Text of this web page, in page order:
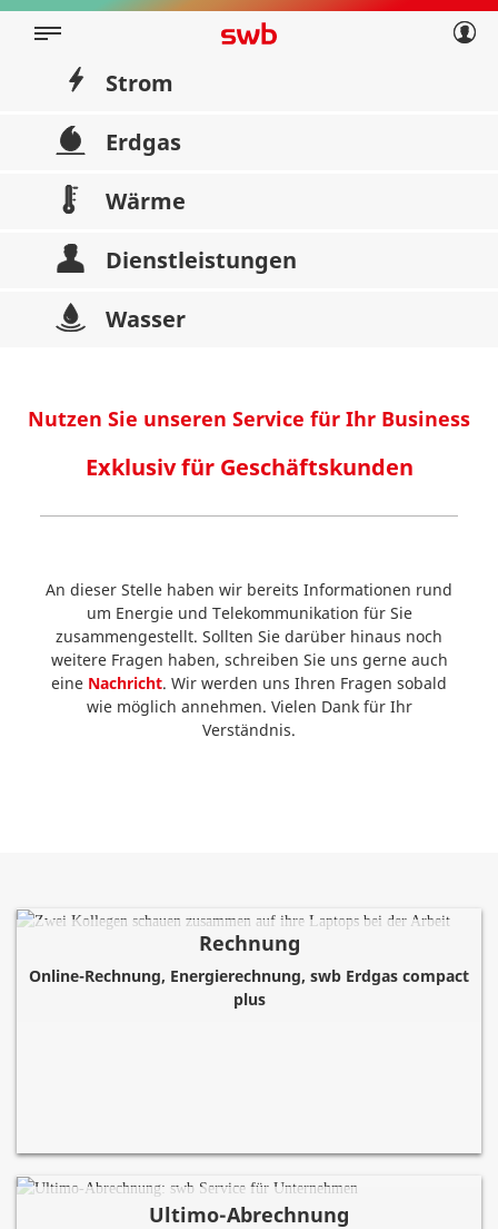
Privatkunden
Geschäftskunden
Strom
Erdgas
Wärme
Dienstleistungen
Wasser
Nutzen Sie unseren Service für Ihr Business
Exklusiv für Geschäftskunden
An dieser Stelle haben wir bereits Informationen rund
um Energie und Telekommunikation für Sie
zusammengestellt. Sollten Sie darüber hinaus noch
weitere Fragen haben, schreiben Sie uns gerne auch
eine Nachricht. Wir werden uns Ihren Fragen sobald
wie möglich annehmen. Vielen Dank für Ihr
Verständnis.
Rechnung
Online-Rechnung, Energierechnung, swb Erdgas compact
plus
Ultimo-Abrechnung